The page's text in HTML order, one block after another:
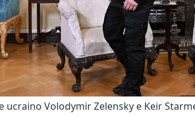
ucraino Volodymir Zelensky e Keir